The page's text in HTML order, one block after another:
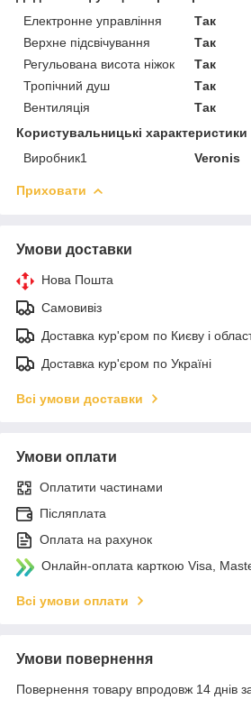
Електронне управління
Так
Верхне підсвічування
Так
Регульована висота ніжок
Так
Тропічний душ
Так
Вентиляція
Так
Користувальницькі характеристики
Виробник1
Veronis
Приховати
Умови доставки
Нова Пошта
Самовивіз
Доставка кур'єром по Києву і
Доставка кур'єром по Україні
Всі умови доставки
Умови оплати
Оплатити частинами
Післяплата
Оплата на рахунок
Онлайн-оплата карткою Visa,
Всі умови оплати
Умови повернення
Повернення товару впродовж 14 днів